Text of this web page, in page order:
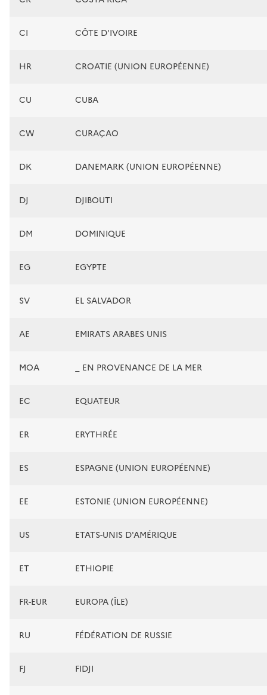
CI CÔTE D'IVOIRE
HR CROATIE (UNION EUROPÉENNE)
CU CUBA
CW CURAÇAO
DK DANEMARK (UNION EUROPÉENNE)
DJ DJIBOUTI
DM DOMINIQUE
EG EGYPTE
SV EL SALVADOR
AE EMIRATS ARABES UNIS
MOA _ EN PROVENANCE DE LA MER
EC EQUATEUR
ER ERYTHRÉE
ES ESPAGNE (UNION EUROPÉENNE)
EE ESTONIE (UNION EUROPÉENNE)
US ETATS-UNIS D'AMÉRIQUE
ET ETHIOPIE
FR-EUR EUROPA (ÎLE)
RU FÉDÉRATION DE RUSSIE
FJ FIDJI